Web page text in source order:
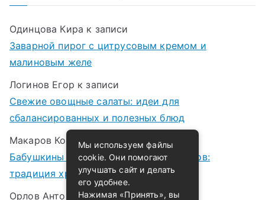
Одинцова Кира к записи
Заварной пирог с цитрусовым кремом и
малиновым желе
Логинов Егор к записи
Свежие овощные салаты: идеи для
сбалансированных и полезных блюд
Макаров Корней к записи
Бабушкины рецепты варенья и компотов:
традиция хранения лета в банках
Орлов Антон
к записи
Мы используем файлы
cookie. Они помогают
улучшать сайт и делать
его удобнее.
Нажимая «Принять», вы